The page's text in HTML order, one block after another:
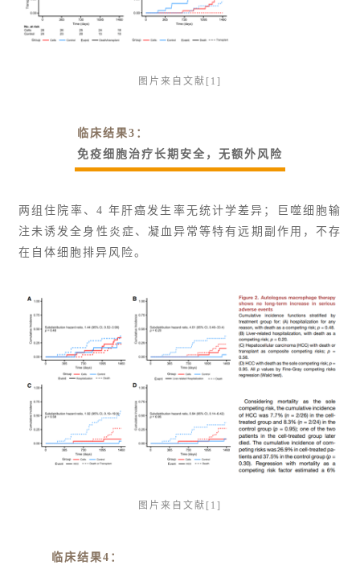
图片来自文献[1]
临床结果3：
免疫细胞治疗长期安全，无额外风险
两组住院率、4 年肝癌发生率无统计学差异；巨噬细胞输
注未诱发全身性炎症、凝血异常等特有远期副作用，不存
在自体细胞排异风险。
图片来自文献[1]
临床结果4：